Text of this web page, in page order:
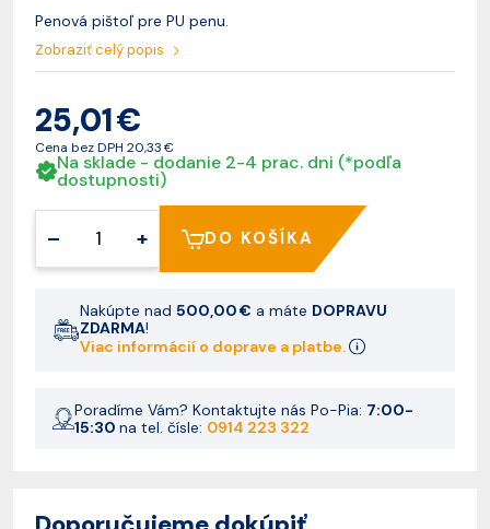
Penová pištoľ pre PU penu.
Zobraziť celý popis
25,01 €
Cena bez DPH 20,33 €
Na sklade - dodanie 2-4 prac. dni (*podľa
dostupnosti)
– + DO KOŠÍKA
Nakúpte nad 500,00 € a máte DOPRAVU
ZDARMA!
Viac informácií o doprave a platbe.
Poradíme Vám? Kontaktujte nás Po-Pia: 7:00-
15:30 na tel. čísle: 0914 223 322